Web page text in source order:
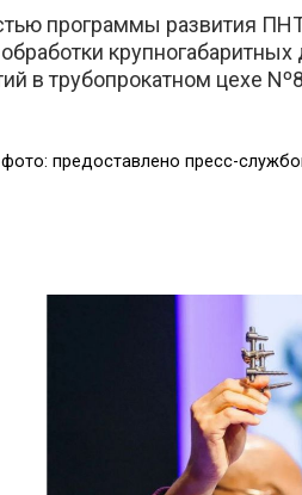
программы развития
крупногабаритных
в трубопрокатном цехе
предоставлено пресс-